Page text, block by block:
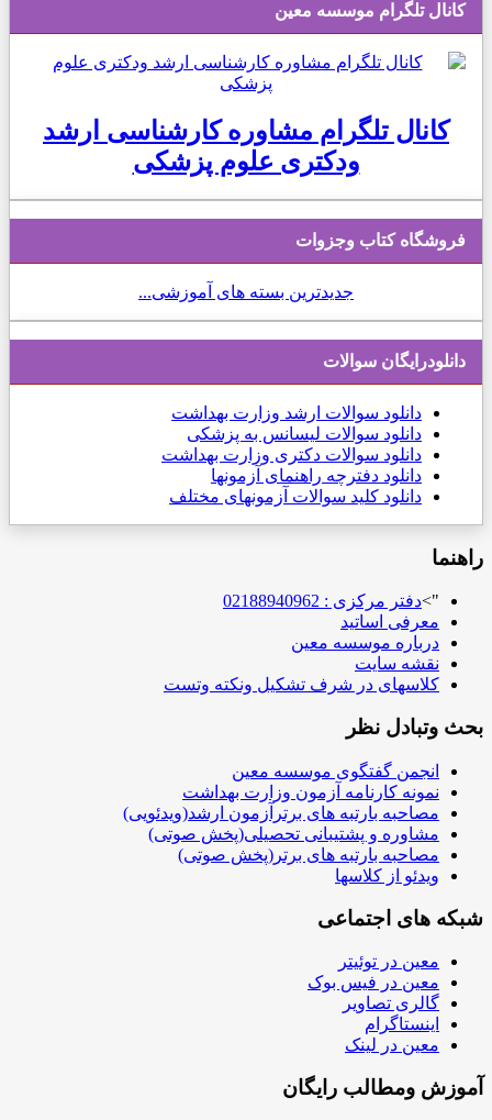
کانال تلگرام موسسه معین
کانال تلگرام مشاوره کارشناسی ارشد
ودکتری علوم پزشکی
فروشگاه کتاب وجزوات
جدیدترین بسته های آموزشی...
دانلودرایگان سوالات
دانلود سوالات ارشد وزارت بهداشت
دانلود سوالات لیسانس به پزشکی
دانلود سوالات دکتری وزارت بهداشت
دانلود دفترچه راهنمای آزمونها
دانلود کلید سوالات آزمونهای مختلف
راهنما
">دفتر مرکزی : 02188940962
معرفی اساتید
درباره موسسه معین
نقشه سایت
کلاسهای در شرف تشکیل ونکته وتست
بحث وتبادل نظر
انجمن گفتگوی موسسه معین
نمونه کارنامه آزمون وزارت بهداشت
مصاحبه بارتبه های برترآزمون ارشد(ویدئویی)
مشاوره و پشتیبانی تحصیلی(پخش صوتی)
مصاحبه بارتبه های برتر(پخش صوتی)
ویدئو از کلاسها
شبکه های اجتماعی
معین در توئیتر
معین در فیس بوک
گالری تصاویر
اینستاگرام
معین در لینک
آموزش ومطالب رایگان